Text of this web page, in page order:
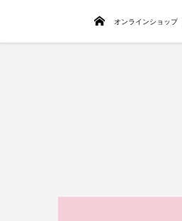
トップページオンラインショップ